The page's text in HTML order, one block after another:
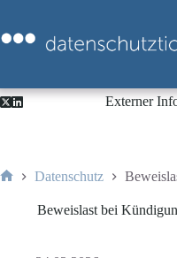
springen
Externer
Datenschutz
Beweislast bei